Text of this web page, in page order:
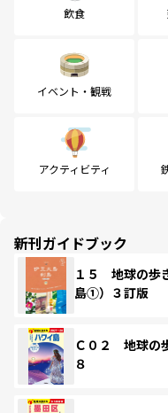
飲食
イベント・観戦
アクティビティ
新刊ガイドブック
１５ 地球の
島①）３訂版
Ｃ０２ 地球の
８